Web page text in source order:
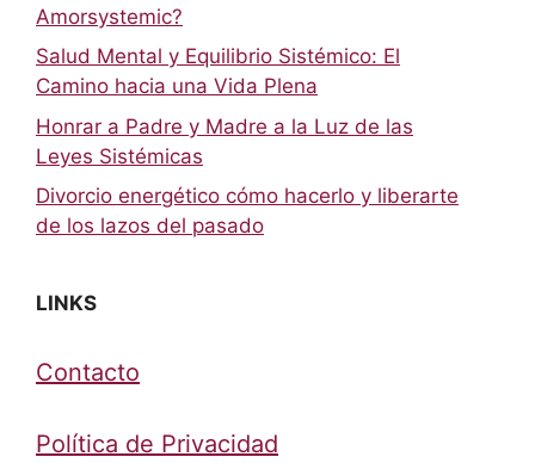
Amorsystemic?
Salud Mental y Equilibrio Sistémico: El
Camino hacia una Vida Plena
Honrar a Padre y Madre a la Luz de las
Leyes Sistémicas
Divorcio energético cómo hacerlo y liberarte
de los lazos del pasado
LINKS
Contacto
Política de Privacidad